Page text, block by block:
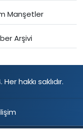
Manşetler
Arşivi
hakkı saklıdır.